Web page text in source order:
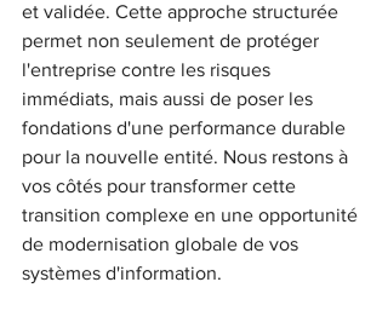
et validée. Cette approche structurée
permet non seulement de protéger
l'entreprise contre les risques
immédiats, mais aussi de poser les
fondations d'une performance durable
pour la nouvelle entité. Nous restons à
vos côtés pour transformer cette
transition complexe en une opportunité
de modernisation globale de vos
systèmes d'information.